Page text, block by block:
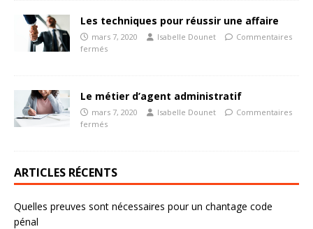
Les techniques pour réussir une affaire
mars 7, 2020 Isabelle Dounet
Commentaires
fermés
Le métier d’agent administratif
mars 7, 2020 Isabelle Dounet
Commentaires
fermés
ARTICLES RÉCENTS
Quelles preuves sont nécessaires pour un chantage code
pénal